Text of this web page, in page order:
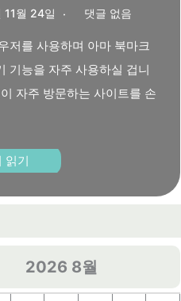
월 24일 댓글 없음
저를 사용하며 아마 북마크
기능을 자주 사용하실 겁니
자주 방문하는 사이트를 손
읽기
2026 8월